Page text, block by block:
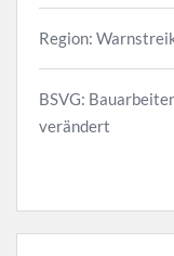
Region:
BSVG:
verändert